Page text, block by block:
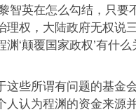
智英在怎么勾结，只要
理权，大陆政府无权说
‘颠覆国家政权’有什
这些所谓有问题的基金
人认为程渊的资金来源